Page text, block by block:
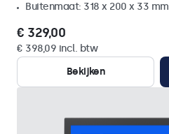
Buitenmaat: 318 x 200 x 33 mm
€ 329,00
€ 398,09 incl. btw
Bekijken